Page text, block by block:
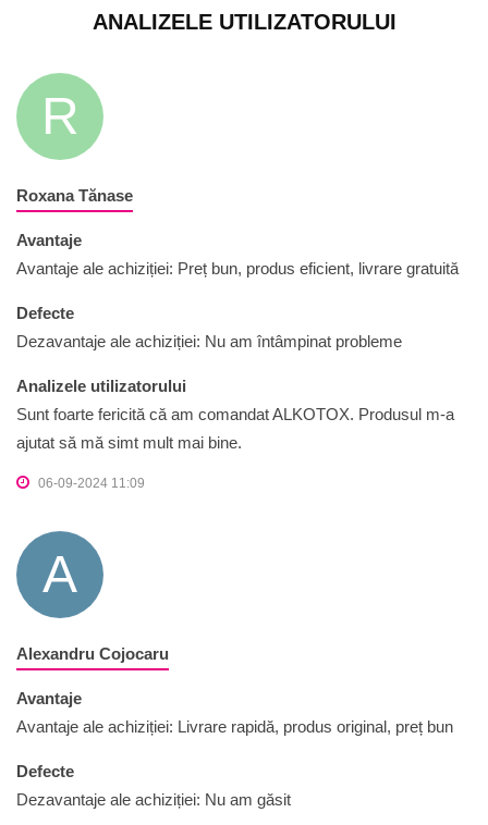
ANALIZELE UTILIZATORULUI
R
Roxana Tănase
Avantaje
Avantaje ale achiziției: Preț bun, produs eficient, livrare gratuită
Defecte
Dezavantaje ale achiziției: Nu am întâmpinat probleme
Analizele utilizatorului
Sunt foarte fericită că am comandat ALKOTOX. Produsul m-a
ajutat să mă simt mult mai bine.
06-09-2024 11:09
A
Alexandru Cojocaru
Avantaje
Avantaje ale achiziției: Livrare rapidă, produs original, preț bun
Defecte
Dezavantaje ale achiziției: Nu am găsit